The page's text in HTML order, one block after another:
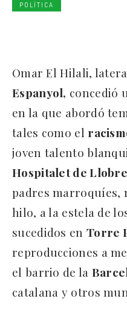
POLÍTICA
Omar El Hilali,
Espanyol, concedió
en la que abordó
tales como el
joven talento
Hospitalet de
padres marroquíes,
hilo, a la estela de
sucedidos en Torre
reproducciones a
el barrio de la
catalana y otros